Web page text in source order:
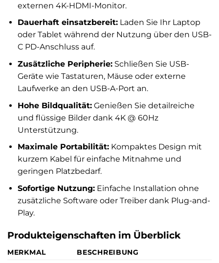
externen 4K-HDMI-Monitor.
Dauerhaft einsatzbereit:Laden Sie Ihr Laptop
oder Tablet während der Nutzung über den USB-
C PD-Anschluss auf.
Zusätzliche Peripherie:Schließen Sie USB-
Geräte wie Tastaturen, Mäuse oder externe
Laufwerke an den USB-A-Port an.
Hohe Bildqualität:Genießen Sie detailreiche
und flüssige Bilder dank 4K @ 60Hz
Unterstützung.
Maximale Portabilität:Kompaktes Design mit
kurzem Kabel für einfache Mitnahme und
geringen Platzbedarf.
Sofortige Nutzung:Einfache Installation ohne
zusätzliche Software oder Treiber dank Plug-and-
Play.
Produkteigenschaften im Überblick
MERKMAL BESCHREIBUNG